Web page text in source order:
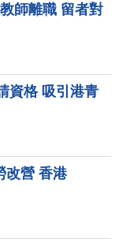
師離職 留者對
資格 吸引港青
改營 香港